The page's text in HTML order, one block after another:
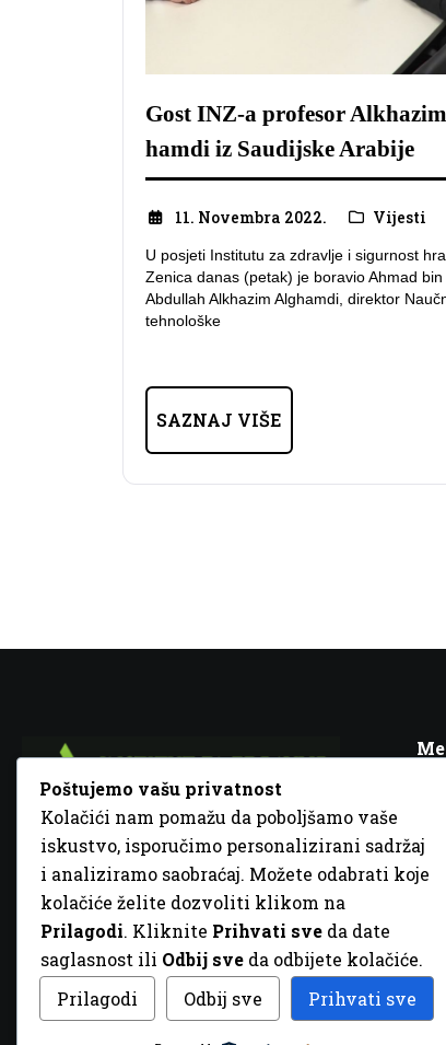
Gost INZ-a profesor
hamdi iz Saudijske Arabije
11. Novembra 2022. Vijesti
U posjeti Institutu za zdravlje i sigurnost
Zenica danas (petak) je boravio Ahmad bin
Abdullah Alkhazim Alghamdi, direktor
tehnološke
SAZNAJ VIŠE
Fra Ivana Jukića br. 2, 72000 Zenica, BiH
+387 32 448 001
info@inz.ba
http://www.inz.ba
© 2026 Sva prava zadržana. DizajnGordonDM
Poštujemo vašu privatnost
Kolačići nam pomažu da poboljšamo vaše
iskustvo, isporučimo personalizirani sadržaj
i analiziramo saobraćaj. Možete odabrati koje
kolačiće želite dozvoliti klikom na
Prilagodi. Kliknite Prihvati sve da date
saglasnost ili Odbij sve da odbijete kolačiće.
Prilagodi
Odbij sve Prihvati sve